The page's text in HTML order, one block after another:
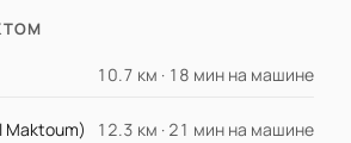
10.7 км · 18 мин на машине
Maktoum) 12.3 км · 21 мин на машине